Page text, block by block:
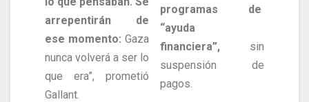
arrepentirán de
ese momento: Gaza
nunca volverá a ser lo
que era”, prometió
Gallant.
programas de
“ayuda
financiera”, sin
suspensión de
pagos.